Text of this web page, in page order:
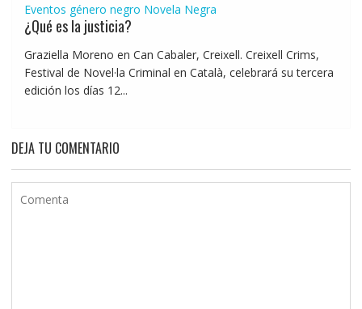
Eventos género negro Novela Negra
¿Qué es la justicia?
Graziella Moreno en Can Cabaler, Creixell. Creixell Crims,
Festival de Novel·la Criminal en Català, celebrará su tercera
edición los días 12...
DEJA TU COMENTARIO